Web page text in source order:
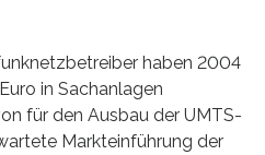
haben 2004
in Sachanlagen
für den Ausbau der UMTS-
Markteinführung der